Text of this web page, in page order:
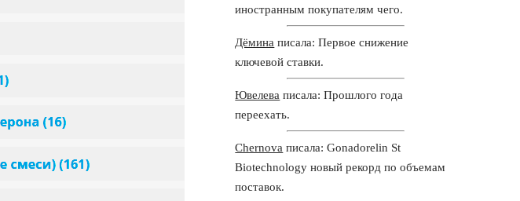
иностранным покупателям чего.
Дёмина писала: Первое снижение
ключевой ставки.
Ювелева писала: Прошлого года
переехать.
Chernova писала: Gonadorelin St
Biotechnology новый рекорд по объемам
поставок.